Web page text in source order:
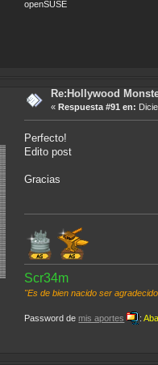
openSUSE
Re:Hollywood
« Respuesta #91 en:
Perfecto!
Edito post
Gracias
Scr34m
"Es de bien nacido ser
Password demis aportes :